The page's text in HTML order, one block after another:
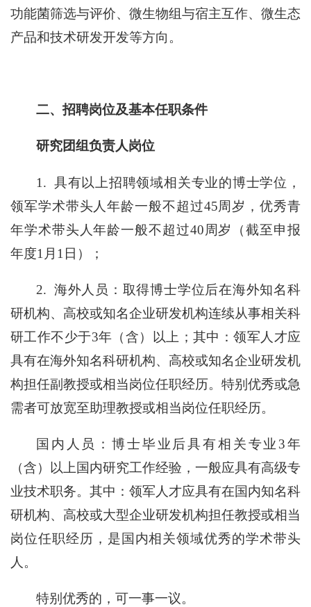
功能菌筛选与评价、微生物组与宿主互作、微生态
产品和技术研发开发等方向。
二、招聘岗位及基本任职条件
研究团组负责人岗位
1. 具有以上招聘领域相关专业的博士学位，
领军学术带头人年龄一般不超过45周岁，优秀青
年学术带头人年龄一般不超过40周岁（截至申报
年度1月1日）；
2. 海外人员：取得博士学位后在海外知名科
研机构、高校或知名企业研发机构连续从事相关科
研工作不少于3年（含）以上；其中：领军人才应
具有在海外知名科研机构、高校或知名企业研发机
构担任副教授或相当岗位任职经历。特别优秀或急
需者可放宽至助理教授或相当岗位任职经历。
国内人员：博士毕业后具有相关专业3年
（含）以上国内研究工作经验，一般应具有高级专
业技术职务。其中：领军人才应具有在国内知名科
研机构、高校或大型企业研发机构担任教授或相当
岗位任职经历，是国内相关领域优秀的学术带头
人。
特别优秀的，可一事一议。